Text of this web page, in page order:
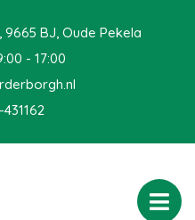
9665 BJ, Oude Pekela
- 17:00